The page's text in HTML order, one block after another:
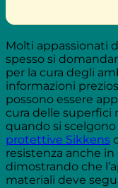
Molti appassionati
spesso si
per la cura degli
informazioni
possono essere
cura delle superfici
quando si
protettive Sikkens
resistenza anche
dimostrando che
materiali deve